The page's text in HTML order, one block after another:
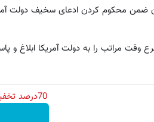
ضمن محکوم کردن ادعای سخیف دولت
وقت مراتب را به دولت آمریکا ابلاغ و
70درصد تخفیف ویژه کفش چرم (از دستش نده)
آنلاین ✔